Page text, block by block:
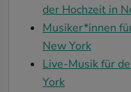
der Hochzeit in
Musiker*innen
New York
Live-Musik für
York